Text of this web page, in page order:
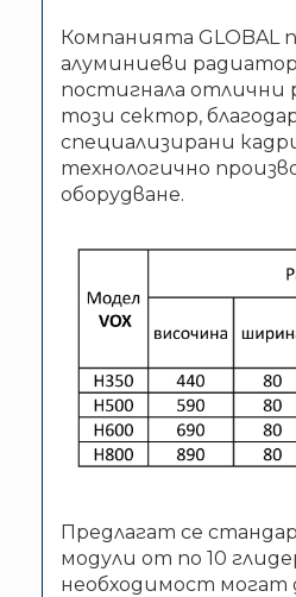
Компанията GLOBAL
алуминиеви
постигнала отлични
този сектор,
специализирани
технологично
оборудване.
Предлагат се
модули от по 10
необходимост могат